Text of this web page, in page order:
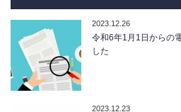
2023.12.26
令和6年1月1日からの
した
2023.12.23